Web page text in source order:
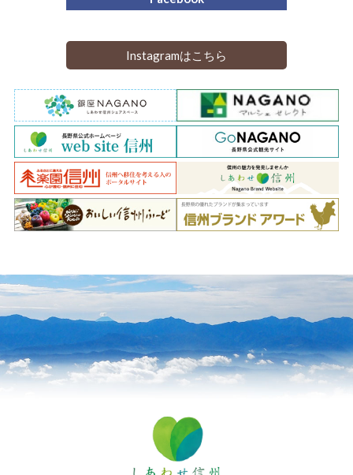
Instagramはこちら